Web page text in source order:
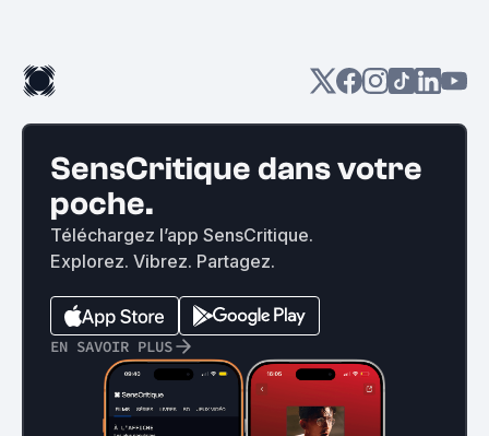
SensCritique dans votre
poche.
Téléchargez l’app SensCritique.
Explorez. Vibrez. Partagez.
EN SAVOIR PLUS